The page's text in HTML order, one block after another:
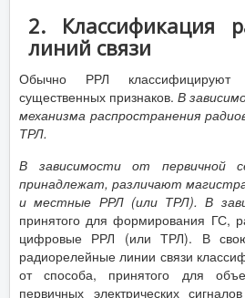
2. Классификация
линий связи
Обычно РРЛ
существенных признаков. В
механизма распространения
ТРЛ.
В зависимости от первичной
принадлежат, различают
и местные РРЛ (или ТРЛ). В
принятого для формирования ГС,
цифровые РРЛ (или ТРЛ). В
радиорелейные линии связи
от способа, принятого для
первичных электрических